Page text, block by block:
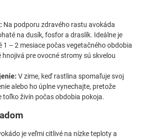
Na podporu zdravého rastu avokáda
na dusík, fosfor a draslík. Ideálne je
1 – 2 mesiace počas vegetačného obdobia
hnojivá pre ovocné stromy sú skvelou
V zime, keď rastlina spomaľuje svoj
alebo ho úplne vynechajte, pretože
toľko živín počas obdobia pokoja.
je veľmi citlivé na nízke teploty a